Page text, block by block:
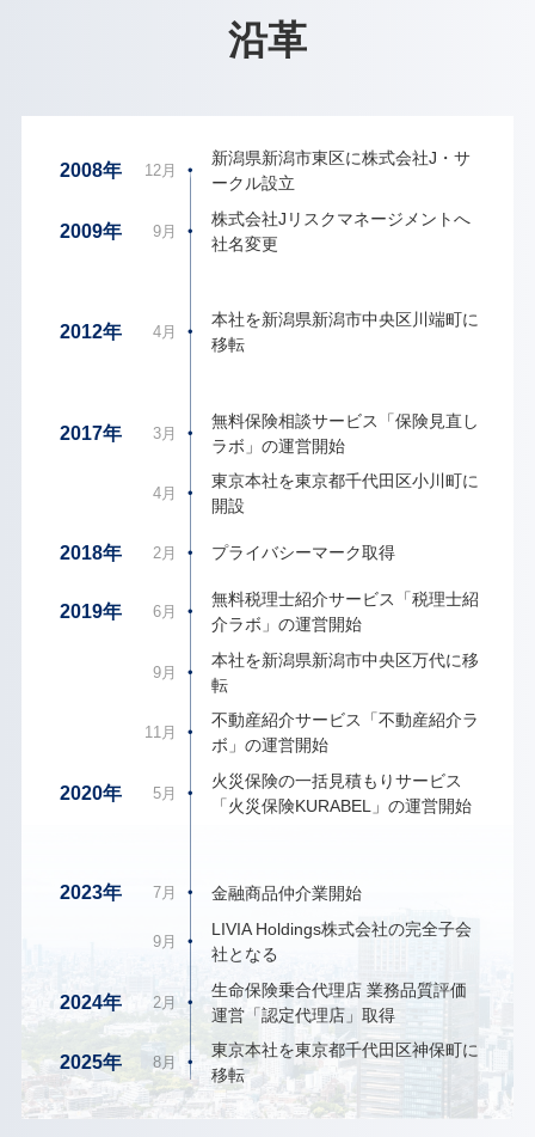
沿革
2008年 12月 ・
新潟県新潟市東区に株式会社J・サ
ークル設立
2009年 9月 ・
株式会社Jリスクマネージメントへ
社名変更
2012年 4月 ・
本社を新潟県新潟市中央区川端町に
移転
2017年 3月 ・
無料保険相談サービス「保険見直し
ラボ」の運営開始
4月 ・
東京本社を東京都千代田区小川町に
開設
2018年 2月 ・ プライバシーマーク取得
2019年 6月 ・
無料税理士紹介サービス「税理士紹
介ラボ」の運営開始
9月 ・
本社を新潟県新潟市中央区万代に移
転
11月 ・
不動産紹介サービス「不動産紹介ラ
ボ」の運営開始
2020年 5月 ・
火災保険の一括見積もりサービス
「火災保険KURABEL」の運営開始
2023年 7月 ・ 金融商品仲介業開始
9月 ・
LIVIA Holdings株式会社の完全子会
社となる
2024年 2月 ・
生命保険乗合代理店 業務品質評価
運営「認定代理店」取得
2025年 8月 ・
東京本社を東京都千代田区神保町に
移転